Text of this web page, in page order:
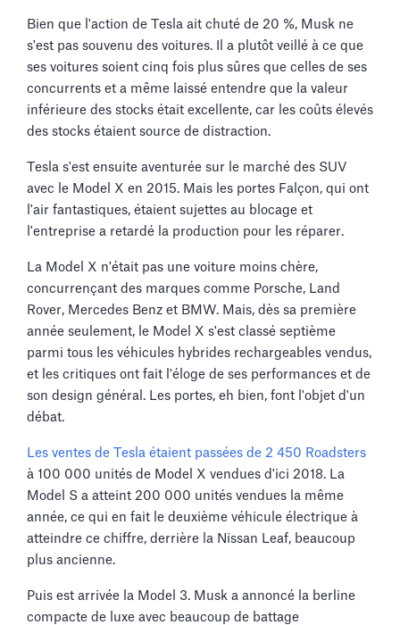
Bien que l'action de Tesla ait chuté de 20 %, Musk ne
s'est pas souvenu des voitures. Il a plutôt veillé à ce que
ses voitures soient cinq fois plus sûres que celles de ses
concurrents et a même laissé entendre que la valeur
inférieure des stocks était excellente, car les coûts élevés
des stocks étaient source de distraction.
Tesla s'est ensuite aventurée sur le marché des SUV
avec le Model X en 2015. Mais les portes Falçon, qui ont
l'air fantastiques, étaient sujettes au blocage et
l'entreprise a retardé la production pour les réparer.
La Model X n'était pas une voiture moins chère,
concurrençant des marques comme Porsche, Land
Rover, Mercedes Benz et BMW. Mais, dès sa première
année seulement, le Model X s'est classé septième
parmi tous les véhicules hybrides rechargeables vendus,
et les critiques ont fait l'éloge de ses performances et de
son design général. Les portes, eh bien, font l'objet d'un
débat.
Les ventes de Tesla étaient passées de 2 450 Roadsters
à 100 000 unités de Model X vendues d'ici 2018. La
Model S a atteint 200 000 unités vendues la même
année, ce qui en fait le deuxième véhicule électrique à
atteindre ce chiffre, derrière la Nissan Leaf, beaucoup
plus ancienne.
Puis est arrivée la Model 3. Musk a annoncé la berline
compacte de luxe avec beaucoup de battage